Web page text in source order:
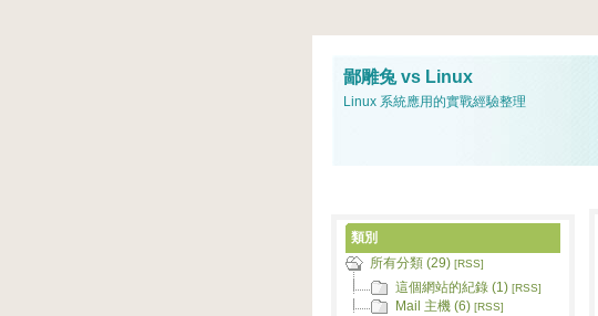
鄙雕兔 vs Linux
Linux 系統應用的實戰經驗整理
類別
所有分類 (29) [RSS]
這個網站的紀錄 (1) [RSS]
Mail 主機 (6) [RSS]